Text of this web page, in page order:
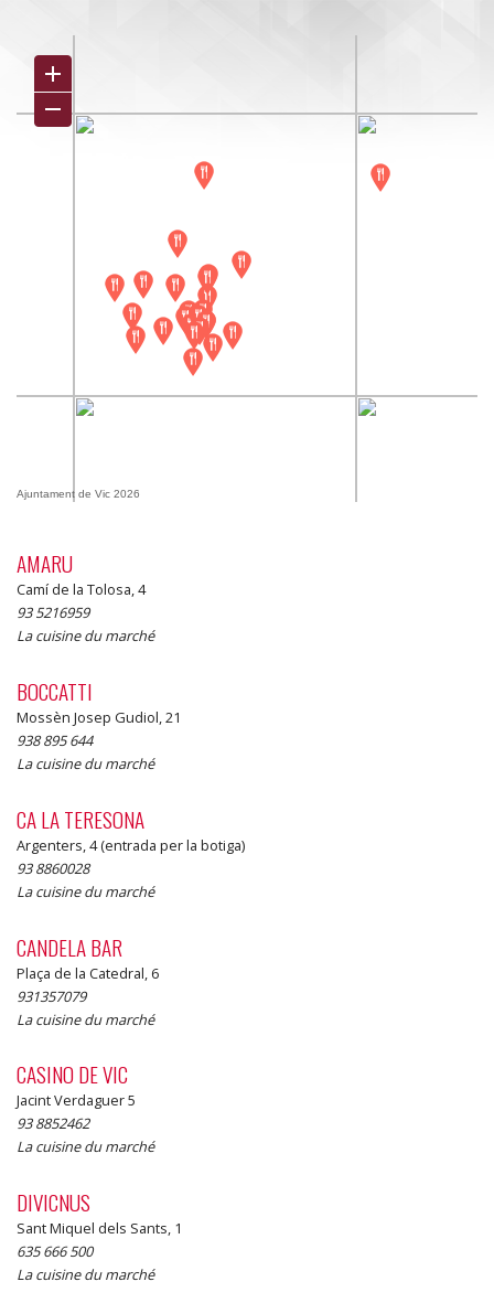
Ajuntament de Vic 2026
AMARU
Camí de la Tolosa, 4
93 5216959
La cuisine du marché
BOCCATTI
Mossèn Josep Gudiol, 21
938 895 644
La cuisine du marché
CA LA TERESONA
Argenters, 4 (entrada per la botiga)
93 8860028
La cuisine du marché
CANDELA BAR
Plaça de la Catedral, 6
931357079
La cuisine du marché
CASINO DE VIC
Jacint Verdaguer 5
93 8852462
La cuisine du marché
DIVICNUS
Sant Miquel dels Sants, 1
635 666 500
La cuisine du marché